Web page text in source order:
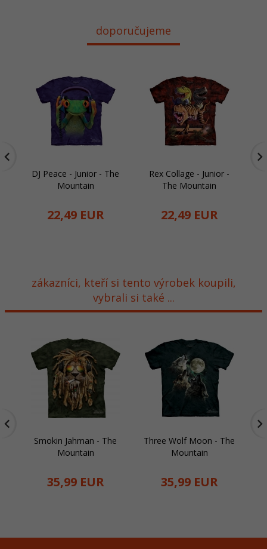
doporučujeme
DJ Peace - Junior - The
Mountain
22,49 EUR
Rex Collage - Junior -
The Mountain
22,49 EUR
zákazníci, kteří si tento výrobek koupili,
vybrali si také ...
Smokin Jahman - The
Mountain
35,99 EUR
Three Wolf Moon - The
Mountain
35,99 EUR